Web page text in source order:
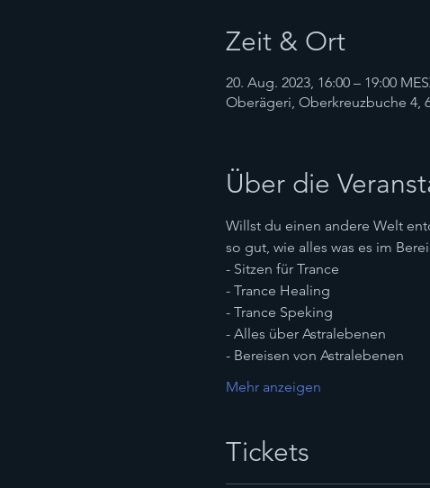
Zeit & Ort
20. Aug. 2023, 16:00 – 19:00
Oberägeri, Oberkreuzbuche 4,
Über die
Willst du einen andere Welt
so gut, wie alles was es im
- Sitzen für Trance
- Trance Healing
- Trance Speking
- Alles über Astralebenen
- Bereisen von Astralebenen
Mehr anzeigen
Tickets